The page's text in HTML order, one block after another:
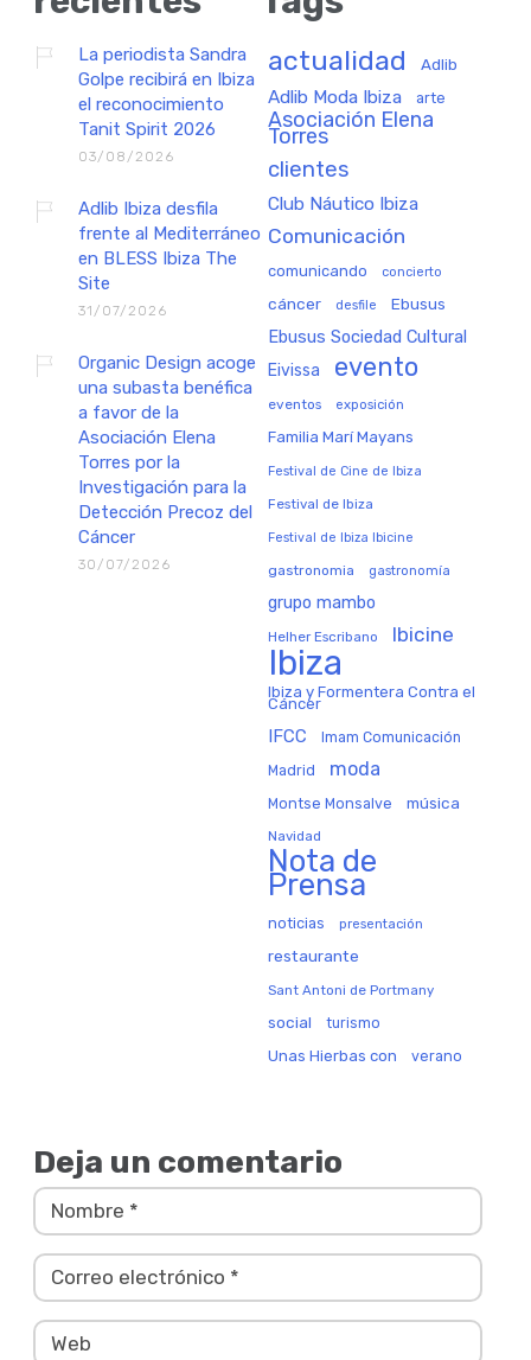
La periodista Sandra
Golpe recibirá en Ibiza
el reconocimiento
Tanit Spirit 2026
03/08/2026
Adlib Ibiza desfila
frente al Mediterráneo
en BLESS Ibiza The
Site
31/07/2026
Organic Design acoge
una subasta benéfica
a favor de la
Asociación Elena
Torres por la
Investigación para la
Detección Precoz del
Cáncer
30/07/2026
actualidad Adlib
Adlib Moda Ibiza arte
Asociación Elena
Torres
clientes
Club Náutico Ibiza
Comunicación
comunicando concierto
cáncer desfile Ebusus
Ebusus Sociedad Cultural
Eivissa evento
eventos exposición
Familia Marí Mayans
Festival de Cine de Ibiza
Festival de Ibiza
Festival de Ibiza Ibicine
gastronomia gastronomía
grupo mambo
Helher Escribano Ibicine
Ibiza
Ibiza y Formentera Contra el
Cáncer
IFCC Imam Comunicación
Madrid moda
Montse Monsalve música
Navidad
Nota de
Prensa
noticias presentación
restaurante
Sant Antoni de Portmany
social turismo
Unas Hierbas con verano
Deja un comentario